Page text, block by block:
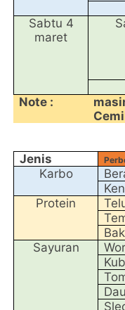
Sabtu 4
maret
Note :
Jenis
Karbo
Protein
Sayuran